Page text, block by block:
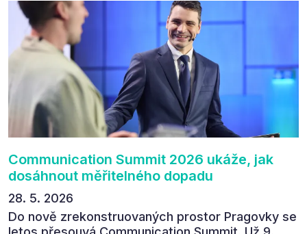
zúčastnit i příštího ročníku. „Příjemná konference,
výborný program, hezké prostory, Daniel Stach
absolutně nejlepší moderátor!!!“ Tak shrnul
Communication Summit jeden z 330 účastníků ve
své zpětné vazbě. Ta potvrdila, co bylo slyšet i
cítit po celý 9. červen v Pragovce – že ročník s
tématem „Od chaosu k dopadu“ se skutečně
povedl.
Communication Summit 2026 ukáže, jak
dosáhnout měřitelného dopadu
28. 5. 2026
Do nově zrekonstruovaných prostor Pragovky se